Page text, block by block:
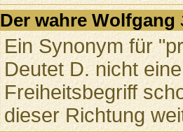
Der wahre Wolfgang
Ein Synonym für
Deutet D. nicht
Freiheitsbegriff
dieser Richtung